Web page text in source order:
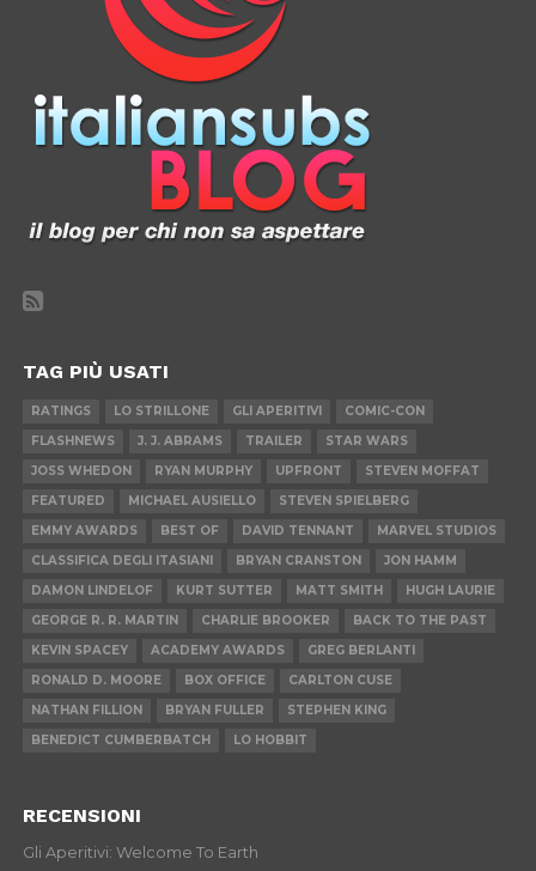
TAG PIÙ USATI
RATINGS LO STRILLONE GLI APERITIVI
COMIC-CON
FLASHNEWS
J. J. ABRAMS TRAILER
STAR WARS
JOSS WHEDON
RYAN MURPHY UPFRONT
STEVEN MOFFAT
FEATURED
MICHAEL AUSIELLO
STEVEN SPIELBERG
EMMY AWARDS
BEST OF DAVID TENNANT
MARVEL STUDIOS
CLASSIFICA DEGLI ITASIANI
BRYAN CRANSTON
JON HAMM
DAMON LINDELOF
KURT SUTTER MATT SMITH
HUGH LAURIE
GEORGE R. R. MARTIN
CHARLIE BROOKER
BACK TO THE PAST
KEVIN SPACEY
ACADEMY AWARDS
GREG BERLANTI
RONALD D. MOORE
BOX OFFICE
CARLTON CUSE
NATHAN FILLION
BRYAN FULLER
STEPHEN KING
BENEDICT CUMBERBATCH
LO HOBBIT
RECENSIONI
Gli Aperitivi: Welcome To Earth